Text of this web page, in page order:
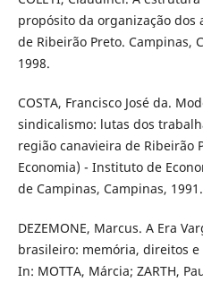
propósito da organização
de Ribeirão Preto. Campinas,
1998.
COSTA, Francisco José da.
sindicalismo: lutas dos
região canavieira de Ribeirão
Economia) - Instituto de
de Campinas, Campinas, 1991.
DEZEMONE, Marcus. A Era
brasileiro: memória, direitos
In: MOTTA, Márcia; ZARTH,